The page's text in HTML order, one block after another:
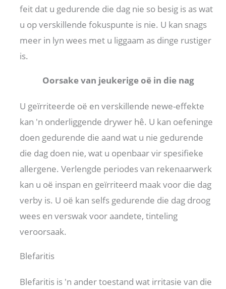
feit dat u gedurende die dag nie so besig is as wat
u op verskillende fokuspunte is nie. U kan snags
meer in lyn wees met u liggaam as dinge rustiger
is.
Oorsake van jeukerige oë in die nag
U geïrriteerde oë en verskillende newe-effekte
kan 'n onderliggende drywer hê. U kan oefeninge
doen gedurende die aand wat u nie gedurende
die dag doen nie, wat u openbaar vir spesifieke
allergene. Verlengde periodes van rekenaarwerk
kan u oë inspan en geïrriteerd maak voor die dag
verby is. U oë kan selfs gedurende die dag droog
wees en verswak voor aandete, tinteling
veroorsaak.
Blefaritis
Blefaritis is 'n ander toestand wat irritasie van die